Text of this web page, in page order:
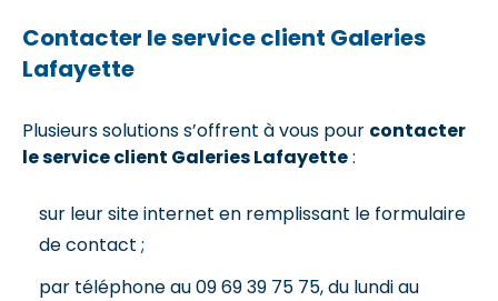
Contacter le service client Galeries
Lafayette
Plusieurs solutions s’offrent à vous pour contacter
le service client Galeries Lafayette:
sur leur site internet en remplissant le formulaire
de contact ;
par téléphone au 09 69 39 75 75, du lundi au